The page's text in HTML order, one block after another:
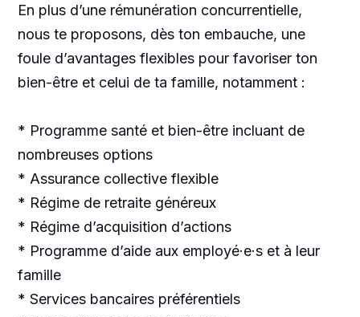
En plus d’une rémunération concurrentielle,
nous te proposons, dès ton embauche, une
foule d’avantages flexibles pour favoriser ton
bien-être et celui de ta famille, notamment :
* Programme santé et bien-être incluant de
nombreuses options
* Assurance collective flexible
* Régime de retraite généreux
* Régime d’acquisition d’actions
* Programme d’aide aux employé·e·s et à leur
famille
* Services bancaires préférentiels